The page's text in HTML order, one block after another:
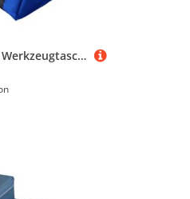
FewNvWa Leiter Werkzeugtasche Hängebeutel Organizer Aufbewahrungsbeutel Werkzeugaccessoire Aus Leichtem Oxford Stoff für Haushalt Auto Werkstatt Büro Baustell, Extra Dickes Blau